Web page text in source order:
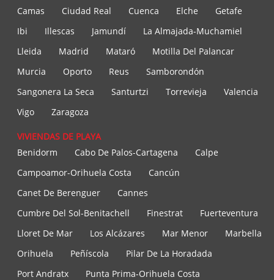
Camas
Ciudad Real Cuenca Elche
Getafe
Ibi
Illescas Jamundí
La Almajada-Muchamiel
Lleida
Madrid Mataró
Motilla Del Palancar
Murcia
Oporto Reus
Samborondón
Sangonera La Seca
Santurtzi Torrevieja
Valencia
Vigo
Zaragoza
VIVIENDAS DE PLAYA
Benidorm
Cabo De Palos-Cartagena
Calpe
Campoamor-Orihuela Costa
Cancún
Canet De Berenguer
Cannes
Cumbre Del Sol-Benitachell
Finestrat
Fuerteventura
Lloret De Mar
Los Alcázares Mar Menor
Marbella
Orihuela
Peñíscola
Pilar De La Horadada
Port Andratx
Punta Prima-Orihuela Costa